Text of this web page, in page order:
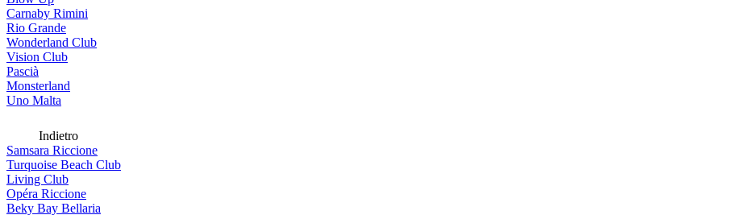
Carnaby Rimini
Rio Grande
Wonderland Club
Vision Club
Pascià
Monsterland
Uno Malta
Indietro
Samsara Riccione
Turquoise Beach Club
Living Club
Opéra Riccione
Beky Bay Bellaria